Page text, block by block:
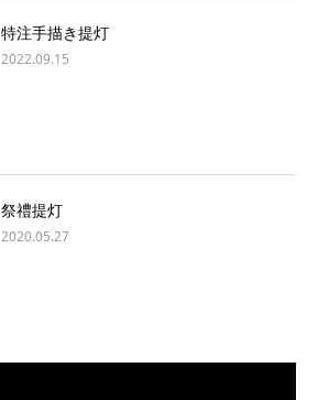
特注手描き提灯
2022.09.15
祭禮提灯
2020.05.27